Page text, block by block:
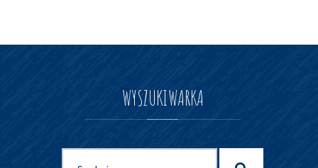
WYSZUKIWARKA